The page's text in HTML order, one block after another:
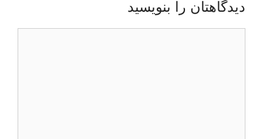
دیدگاهتان را بنویسید